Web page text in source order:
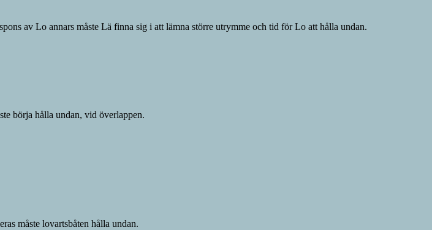
av Lo annars måste Lä finna sig i att lämna större utrymme och tid för Lo att hålla undan.
börja hålla undan, vid överlappen.
måste lovartsbåten hålla undan.